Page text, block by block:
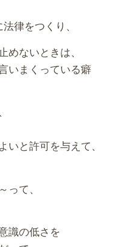
律をつくり、
ないときは、
いまくっている癖
と許可を与えて、
て、
識の低さを